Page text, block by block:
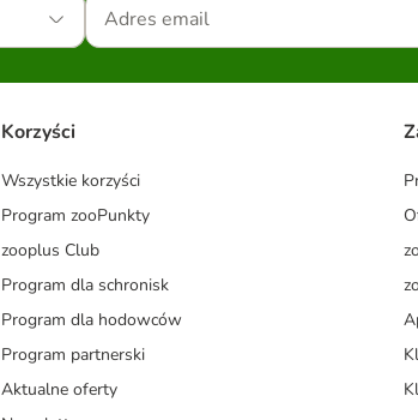
Korzyści
Wszystkie korzyści
Program zooPunkty
zooplus Club
Program dla schronisk
Program dla hodowców
Program partnerski
Aktualne oferty